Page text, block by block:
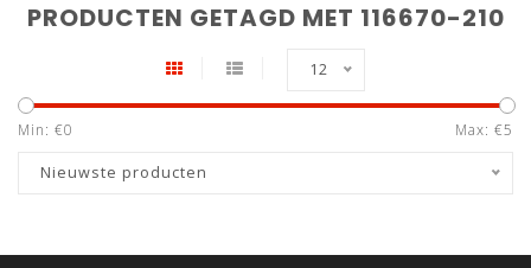
PRODUCTEN GETAGD MET 116670-210
12
Min: €0 Max: €5
Nieuwste producten